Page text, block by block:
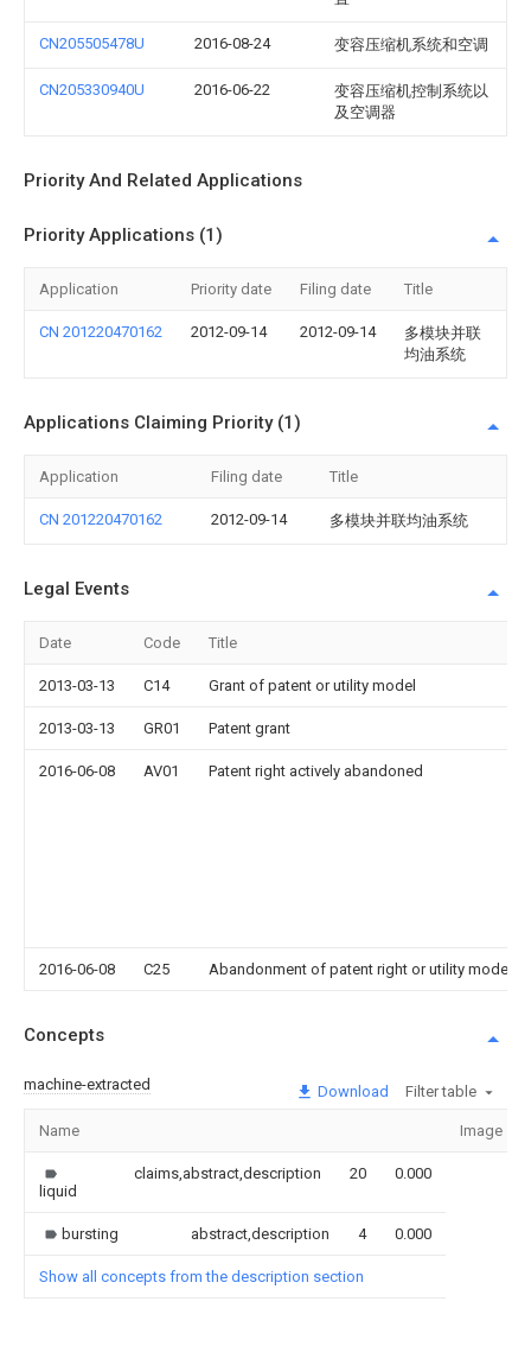
CN205505478U 2016-08-24 变容压缩机系统和空调
CN205330940U 2016-06-22
变容压缩机控制系统以
及空调器
Priority And Related Applications
Priority Applications (1)
Application Priority date Filing date Title
CN 201220470162 2012-09-14 2012-09-14
多模块并联
均油系统
Applications Claiming Priority (1)
Application Filing date Title
CN 201220470162 2012-09-14 多模块并联均油系统
Legal Events
Date Code Title
2013-03-13 C14 Grant of patent or utility model
2013-03-13 GR01 Patent grant
2016-06-08 AV01 Patent right actively abandoned
2016-06-08 C25 Abandonment of patent right or utility model
Concepts
machine-extracted Download Filter table
Name Image
liquid
claims,abstract,description 20 0.000
bursting abstract,description 4 0.000
Show all concepts from the description section